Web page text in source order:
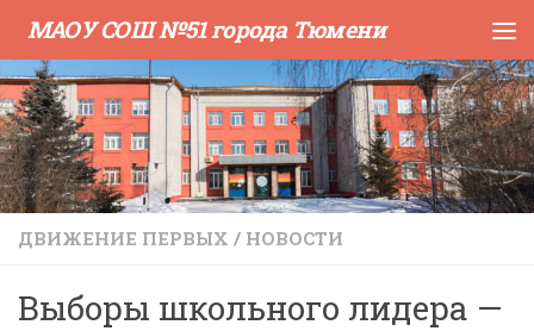
Skip to content
МАОУ СОШ №51 города Тюмени
ДВИЖЕНИЕ ПЕРВЫХ / НОВОСТИ
Выборы школьного лидера —